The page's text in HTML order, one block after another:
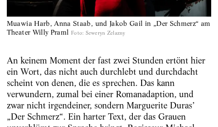
Muawia Harb, Anna Staab, und Jakob Gail in „Der Schmerz“ am
Theater Willy Praml Foto: Seweryn Zelazny
An keinem Moment der fast zwei Stunden ertönt hier
ein Wort, das nicht auch durchlebt und durchdacht
scheint von denen, die es sprechen. Das kann
verwundern, zumal bei einer Romanadaption, und
zwar nicht irgendeiner, sondern Marguerite Duras’
„Der Schmerz“. Ein harter Text, der das Grauen